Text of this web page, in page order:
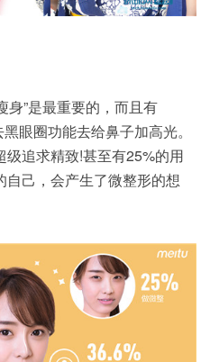
身”是最重要的，而且有
眼圈功能去给鼻子加高光。
追求精致!甚至有25%的用
自己，会产生了微整形的想